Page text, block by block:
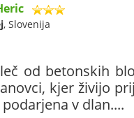
, Slovenija
od betonskih
kjer živijo
v dlan....